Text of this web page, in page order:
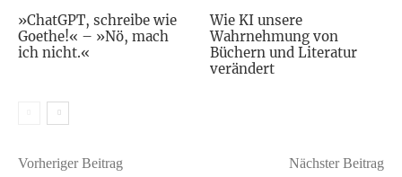
»ChatGPT, schreibe wie
Goethe!« – »Nö, mach
ich nicht.«
Wie KI unsere
Wahrnehmung von
Büchern und Literatur
verändert
Vorheriger Beitrag
Nächster Beitrag